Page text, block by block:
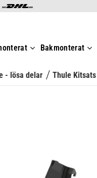
Bakmonterat
- lösa delar Thule Kitsats